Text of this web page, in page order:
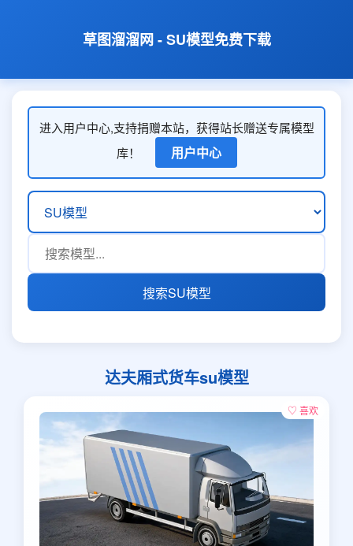
草图溜溜网 - SU模型免费下载
进入用户中心,支持捐赠本站，获得站长赠送专属模型
库！
用户中心
搜索SU模型
达夫厢式货车su模型
♡ 喜欢